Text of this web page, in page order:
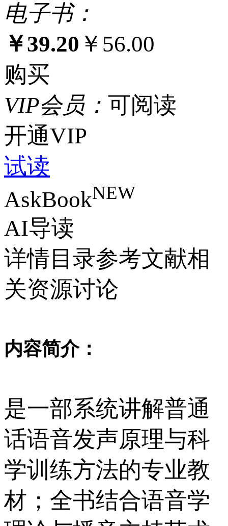
电子书：
￥39.20 ￥56.00
购买
VIP会员： 可阅读
开通VIP
试读
AskBookNEW
AI导读
详情 目录参考文献相
关资源讨论
内容简介：
是一部系统讲解普通
话语音发声原理与科
学训练方法的专业教
材；全书结合语音学